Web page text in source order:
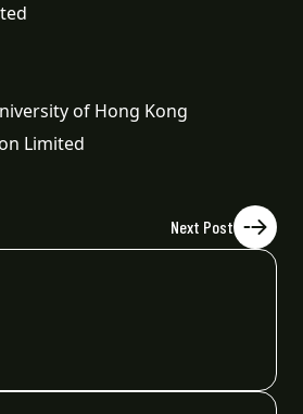
of Hong Kong
Limited
Next Post